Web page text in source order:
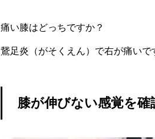
痛い膝はどっちですか？
鵞足炎（がそくえん）で右が痛いで
膝が伸びない感覚を確